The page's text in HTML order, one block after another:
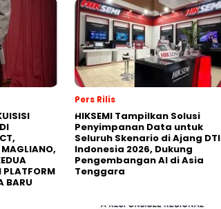
PLATFORM
BARU
Pers Rilis
HIKSEMI Tampilkan Solusi
Penyimpanan Data untuk
Seluruh Skenario di Ajang DTI
Indonesia 2026, Dukung
Pengembangan AI di Asia
Tenggara